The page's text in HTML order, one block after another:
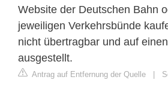
Website der Deutschen Bahn
jeweiligen Verkehrsbünde
nicht übertragbar und auf
ausgestellt.
Antrag auf Entfernung der Quelle |